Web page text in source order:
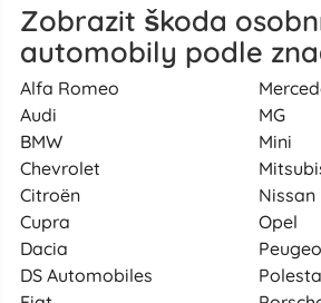
Zobrazit škoda
automobily podle
Alfa Romeo
Audi
BMW
Chevrolet
Citroën
Cupra
Dacia
DS Automobiles
MG
Mini
Nissan
Opel